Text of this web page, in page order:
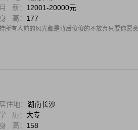
月 薪： 12001-20000元
身 高： 177
所有人前的风光都是背后傻傻的不放弃只要你愿
居住地： 湖南长沙
学 历： 大专
身 高： 158